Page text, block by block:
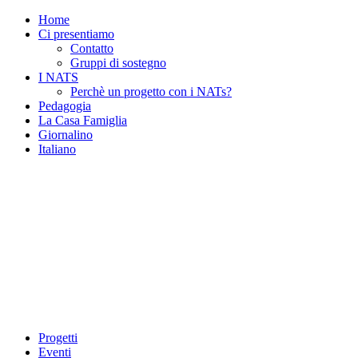
Home
Ci presentiamo
Contatto
Gruppi di sostegno
I NATS
Perchè un progetto con i NATs?
Pedagogia
La Casa Famiglia
Giornalino
Italiano
Progetti
Eventi